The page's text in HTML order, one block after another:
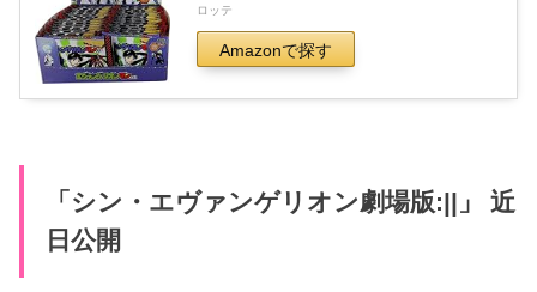
ロッテ
Amazonで探す
「シン・エヴァンゲリオン劇場版:||」 近
日公開